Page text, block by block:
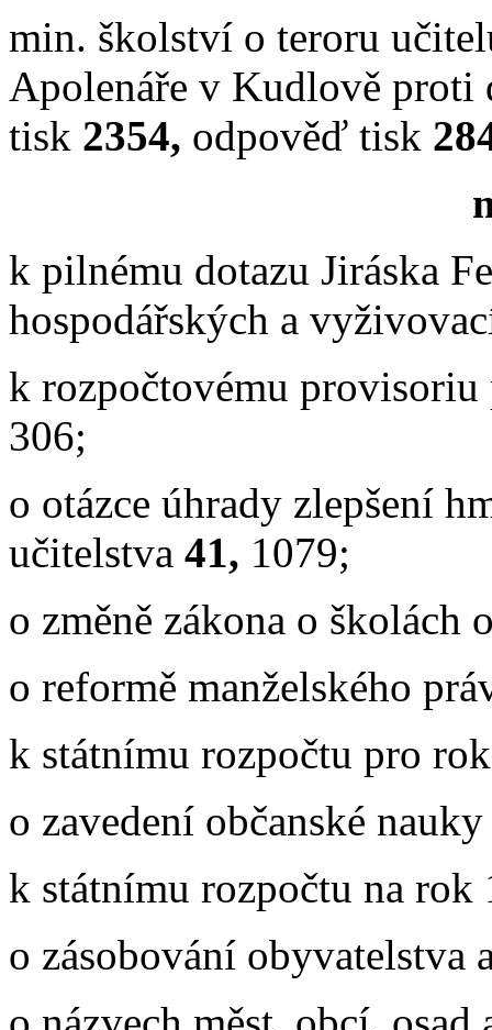
min. školství o teroru
Apolenáře v Kudlově proti
tisk 2354, odpověď tisk
k pilnému dotazu Jiráska
hospodářských a
k rozpočtovému
306;
o otázce úhrady zlepšení
učitelstva 41, 1079;
o změně zákona o školách
o reformě manželského
k státnímu rozpočtu pro
o zavedení občanské
k státnímu rozpočtu na
o zásobování